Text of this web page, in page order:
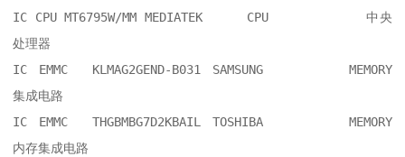
IC CPU MT6795W/MM MEDIATEK  	CPU       	中央
处理器
IC EMMC  KLMAG2GEND-B031 SAMSUNG     	MEMORY
集成电路
IC EMMC  THGBMBG7D2KBAIL TOSHIBA     	MEMORY
内存集成电路